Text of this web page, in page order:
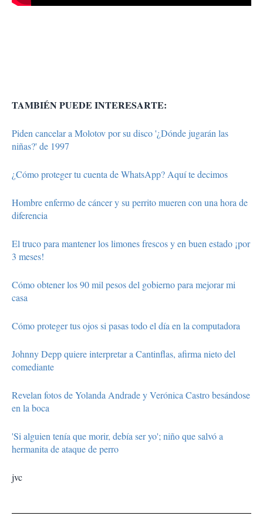
TAMBIÉN PUEDE INTERESARTE:
Piden cancelar a Molotov por su disco '¿Dónde jugarán las
niñas?' de 1997
¿Cómo proteger tu cuenta de WhatsApp? Aquí te decimos
Hombre enfermo de cáncer y su perrito mueren con una hora de
diferencia
El truco para mantener los limones frescos y en buen estado ¡por
3 meses!
Cómo obtener los 90 mil pesos del gobierno para mejorar mi
casa
Cómo proteger tus ojos si pasas todo el día en la computadora
Johnny Depp quiere interpretar a Cantinflas, afirma nieto del
comediante
Revelan fotos de Yolanda Andrade y Verónica Castro besándose
en la boca
'Si alguien tenía que morir, debía ser yo'; niño que salvó a
hermanita de ataque de perro
jvc